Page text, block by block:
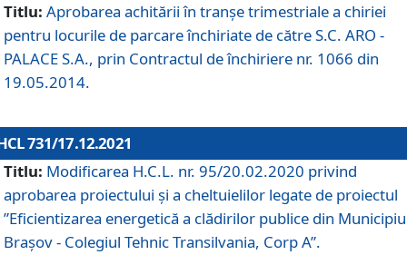
Titlu: Aprobarea achitării în tranșe trimestriale a chiriei
pentru locurile de parcare închiriate de către S.C. ARO -
PALACE S.A., prin Contractul de închiriere nr. 1066 din
19.05.2014.
731/17.12.2021
Titlu: Modificarea H.C.L. nr. 95/20.02.2020 privind
aprobarea proiectului și a cheltuielilor legate de proiectul
”Eficientizarea energetică a clădirilor publice din
Brașov - Colegiul Tehnic Transilvania, Corp A”.